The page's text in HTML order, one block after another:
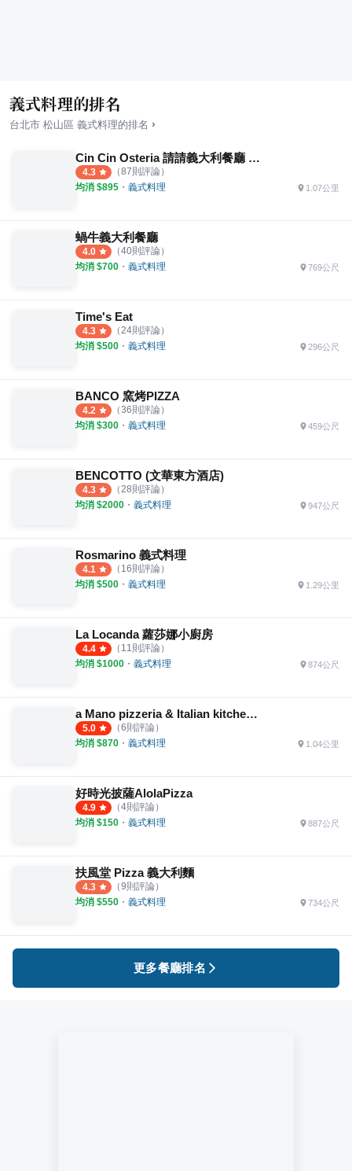
義式料理的排名
台北市 松山區 義式料理的排名 ›
Cin Cin Osteria 請請義大利餐廳 慶城店
4.3 （87則評論）
均消 $895 ・ 義式料理 1.07公里
蝸牛義大利餐廳
4.0 （40則評論）
均消 $700 ・ 義式料理 769公尺
Time's Eat
4.3 （24則評論）
均消 $500 ・ 義式料理 296公尺
BANCO 窯烤PIZZA
4.2 （36則評論）
均消 $300 ・ 義式料理 459公尺
BENCOTTO (文華東方酒店)
4.3 （28則評論）
均消 $2000 ・ 義式料理 947公尺
Rosmarino 義式料理
4.1 （ 16則評論）
均消 $500 ・ 義式料理 1.29公里
La Locanda 蘿莎娜小廚房
4.4 （ 11則評論）
均消 $1000 ・ 義式料理 874公尺
a Mano pizzeria & Italian kitchen 義舍廚房
5.0 （6則評論）
均消 $870 ・ 義式料理 1.04公里
好時光披薩AlolaPizza
4.9 （4則評論）
均消 $150 ・ 義式料理 887公尺
扶風堂 Pizza 義大利麵
4.3 （9則評論）
均消 $550 ・ 義式料理 734公尺
更多餐廳排名